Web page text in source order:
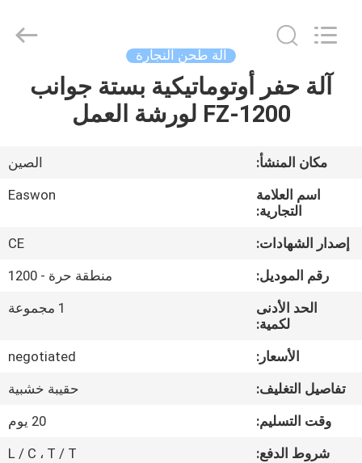
منزل،
منتجات
معلومات
عنا
جولة
المعمل
مراقبة
الجودة
آلة طحن النجارة
آلة حفر أوتوماتيكية بستة جوانب
FZ-1200 لورشة العمل
مكان المنشأ:
الصين
اسم العلامة
التجارية:
Easwon
إصدار الشهادات:
CE
رقم الموديل:
منطقة حرة - 1200
الحد الأدنى
لكمية:
1 مجموعة
الأسعار:
negotiated
تفاصيل التغليف:
حقيبة خشبية
وقت التسليم:
20 يوم
شروط الدفع:
L / C ، T / T